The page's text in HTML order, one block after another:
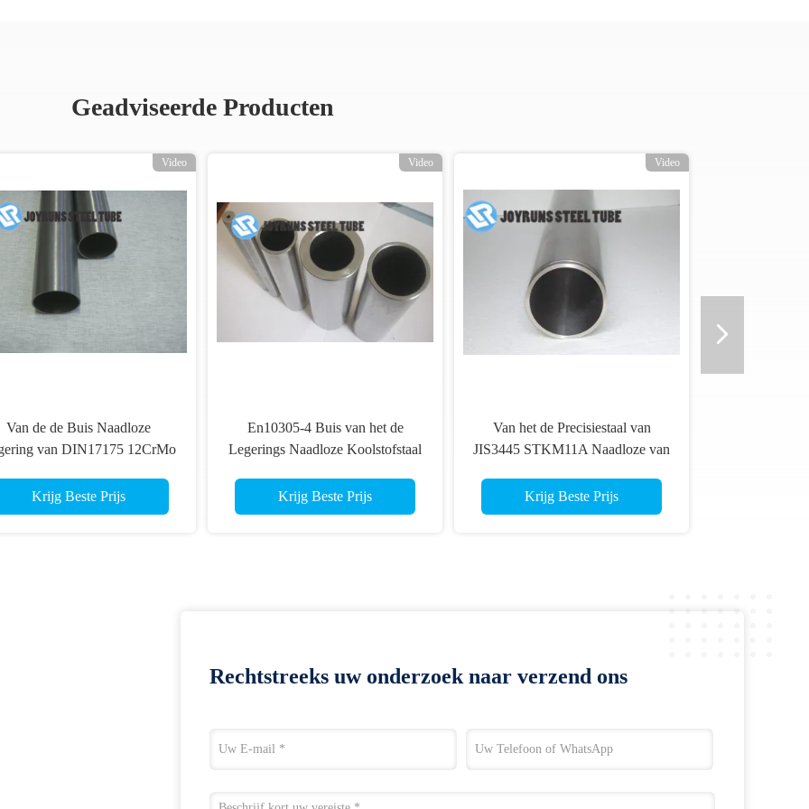
Geadviseerde Producten
Video
Van de de Buis Naadloze
van DIN17175 12CrMo
Staalpijp 57*3mm
Krijg Beste Prijs
Video
En10305-4 Buis van het de
Legerings Naadloze Koolstofstaal
voor Hydraulische Pneumatische
Machtssystemen
Krijg Beste Prijs
Video
Van het de Precisiestaal van
JIS3445 STKM11A Naadloze van
Legering het Staal Naadloze Buis
37.6*1.6MM
Krijg Beste Prijs
Rechtstreeks uw onderzoek naar verzend ons